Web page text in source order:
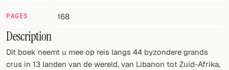
Twitter
Facebook
RSS
PAGES 168
Description
Dit boek neemt u mee op reis langs 44 byzondere grands
crus in 13 landen van de wereld, van Libanon tot Zuid-Afrika,